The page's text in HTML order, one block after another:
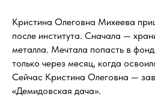
Кристина Олеговна Михеева
после института. Сначала —
металла. Мечтала попасть в
только через месяц, когда
Сейчас Кристина Олеговна —
«Демидовская дача».